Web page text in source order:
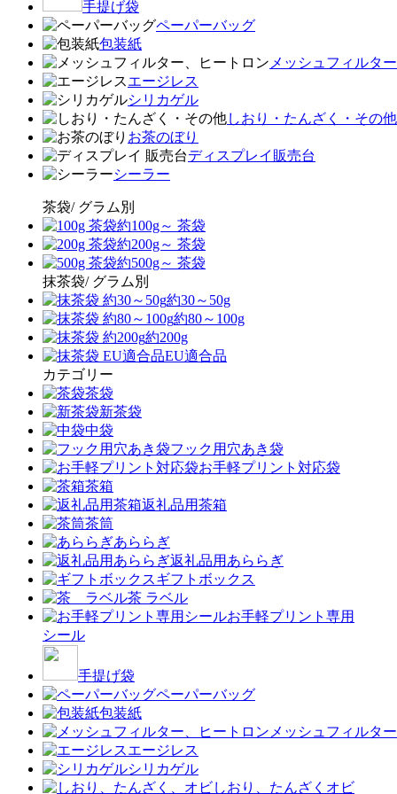
手提げ袋
ペーパーバッグ
包装紙
メッシュフィルタ
エージレス
シリカゲル
しおり・たんざく・その他
お茶のぼり
ディスプレイ販売台
シーラー
茶袋/ グラム別
約100g～ 茶袋
約200g～ 茶袋
約500g～ 茶袋
抹茶袋/ グラム別
約30～50g
約80～100g
約200g
EU適合品
カテゴリー
茶袋
新茶袋
中袋
フック用穴あき袋
お手軽プリント対応袋
茶箱
返礼品用茶箱
茶筒
あららぎ
返礼品用あららぎ
ギフトボックス
茶 ラベル
お手軽プリント専用
シール
手提げ袋
ペーパーバッグ
包装紙
メッシュフィルタ
エージレス
シリカゲル
しおり、たんざくオビ